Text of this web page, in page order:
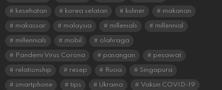
kesehatan korea selatan kuliner makanan
makassar malaysia millenials millennial
millennials mobil olahraga
Pandemi Virus Corona pasangan pesawat
relationship resep Rusia Singapura
smartphone tips Ukraina Vaksin COVID-19